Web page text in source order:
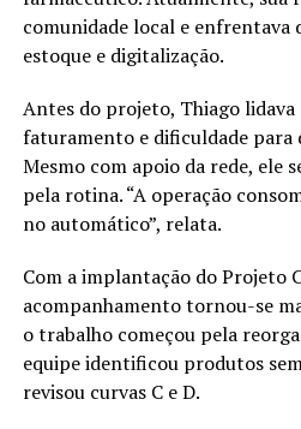
Perguntas
Quem é Jack Ma?
Jack Ma é o fundador do
persistência.
Ele sempre acreditou
Qual a maior lição
Continuar também é coragem.
comunidade local e enfrentava
estoque e digitalização.
Antes do projeto, Thiago lidava
faturamento e dificuldade para
Mesmo com apoio da rede, ele
pela rotina. “A operação
no automático”, relata.
Com a implantação do Projeto
acompanhamento tornou-se
o trabalho começou pela
equipe identificou produtos
revisou curvas C e D.